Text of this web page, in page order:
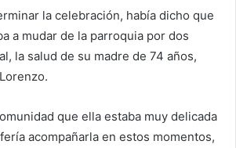
la celebración, había dicho que
a mudar de la parroquia por dos
la salud de su madre de 74 años,
que ella estaba muy delicada
acompañarla en estos momentos,